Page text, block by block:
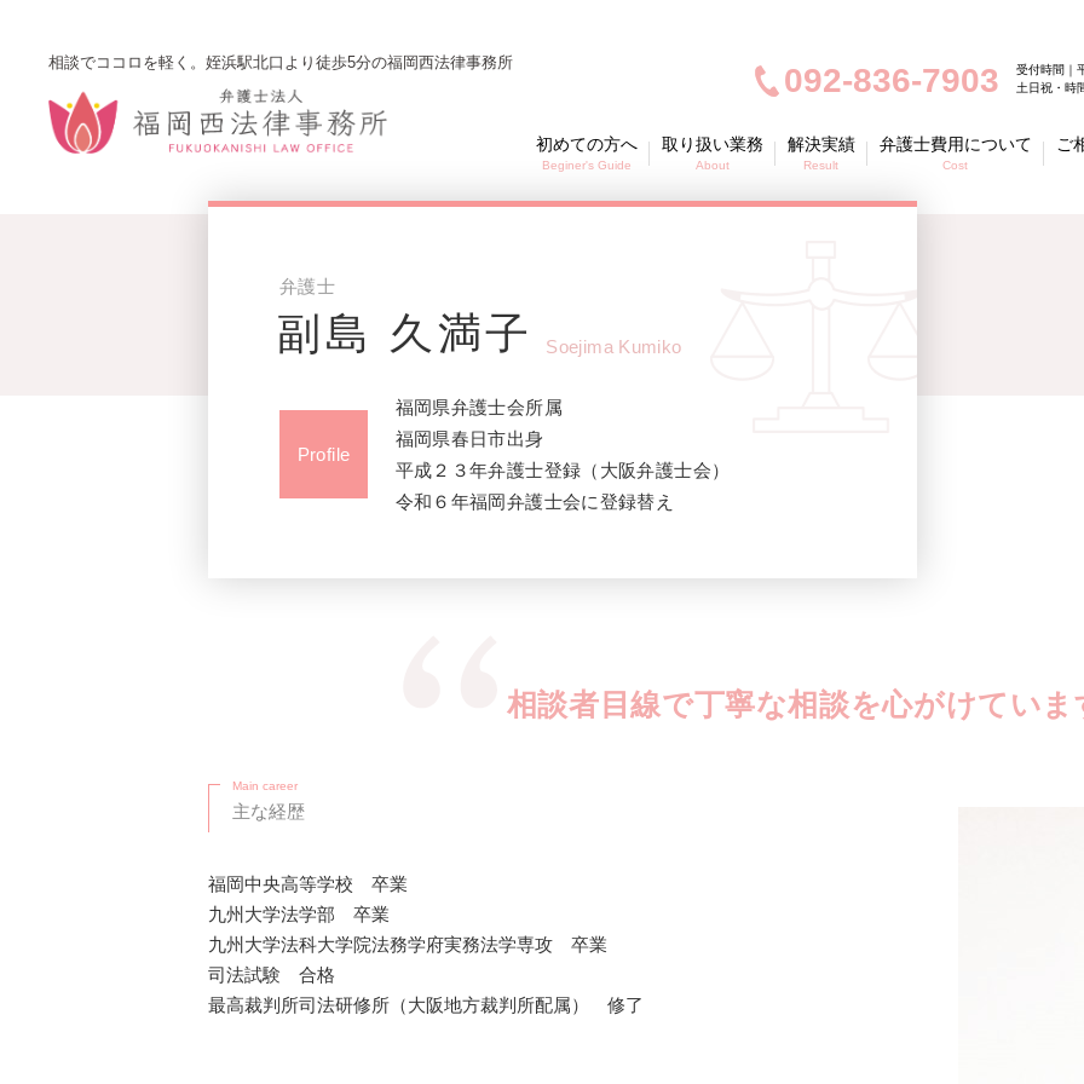
相談でココロを軽く。姪浜駅北口より徒歩5分の福岡西法律事務所 092-836-7903
受付時間｜
土日祝・時
初めての方へ
Beginer's Guide
取り扱い業務
About
解決実績
Result
弁護士費用について
Cost
ご
弁護士
副島 久満子 Soejima Kumiko
Profile
福岡県弁護士会所属
福岡県春日市出身
平成２３年弁護士登録（大阪弁護士会）
令和６年福岡弁護士会に登録替え
相談者目線で丁寧な相談を心がけていま
Main career
主な経歴
福岡中央高等学校 卒業
九州大学法学部 卒業
九州大学法科大学院法務学府実務法学専攻 卒業
司法試験 合格
最高裁判所司法研修所（大阪地方裁判所配属） 修了